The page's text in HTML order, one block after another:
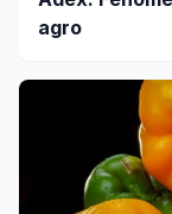
agro